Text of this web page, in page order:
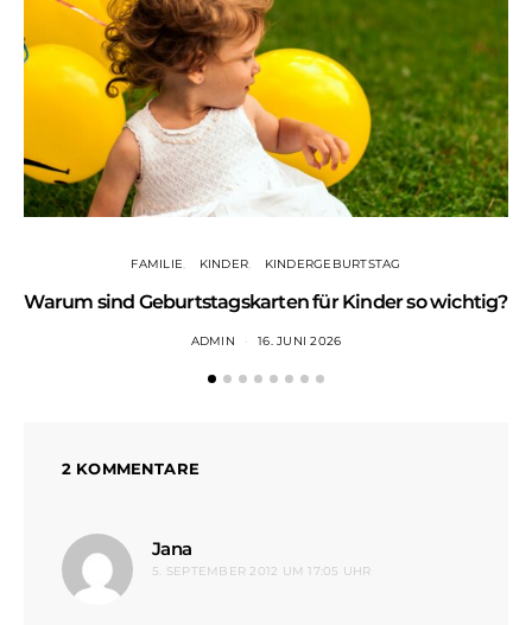
FAMILIE KINDER KINDERGEBURTSTAG
Warum sind Geburtstagskarten für Kinder so wichtig?
ADMIN 16. JUNI 2026
2 KOMMENTARE
Jana
5. SEPTEMBER 2012 UM 17:05 UHR